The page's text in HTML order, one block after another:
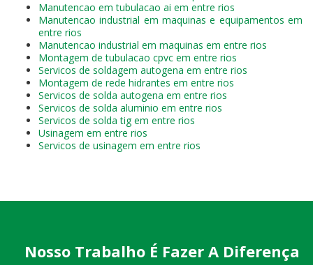
Manutencao em tubulacao ai em entre rios
Manutencao industrial em maquinas e equipamentos em
entre rios
Manutencao industrial em maquinas em entre rios
Montagem de tubulacao cpvc em entre rios
Servicos de soldagem autogena em entre rios
Montagem de rede hidrantes em entre rios
Servicos de solda autogena em entre rios
Servicos de solda aluminio em entre rios
Servicos de solda tig em entre rios
Usinagem em entre rios
Servicos de usinagem em entre rios
Nosso Trabalho É Fazer A Diferença